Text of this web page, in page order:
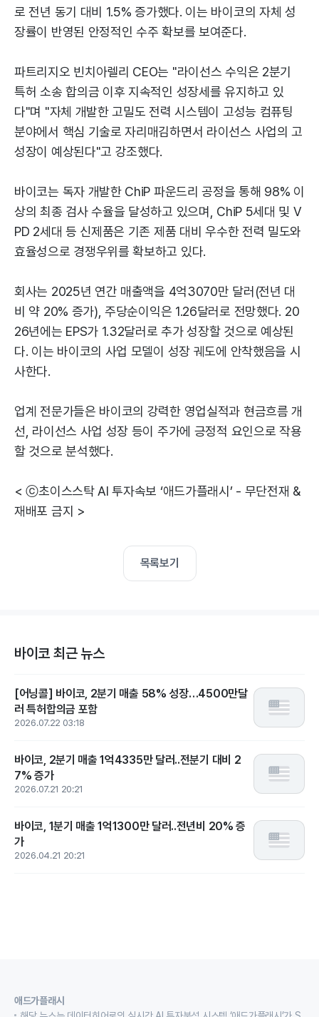
로 전년 동기 대비 1.5% 증가했다. 이는 바이코의 자체 성
장률이 반영된 안정적인 수주 확보를 보여준다.
파트리지오 빈치아렐리 CEO는 "라이선스 수익은 2분기
특허 소송 합의금 이후 지속적인 성장세를 유지하고 있
다"며 "자체 개발한 고밀도 전력 시스템이 고성능 컴퓨팅
분야에서 핵심 기술로 자리매김하면서 라이선스 사업의 고
성장이 예상된다"고 강조했다.
바이코는 독자 개발한 ChiP 파운드리 공정을 통해 98% 이
상의 최종 검사 수율을 달성하고 있으며, ChiP 5세대 및 V
PD 2세대 등 신제품은 기존 제품 대비 우수한 전력 밀도와
효율성으로 경쟁우위를 확보하고 있다.
회사는 2025년 연간 매출액을 4억3070만 달러(전년 대
비 약 20% 증가), 주당순이익은 1.26달러로 전망했다. 20
26년에는 EPS가 1.32달러로 추가 성장할 것으로 예상된
다. 이는 바이코의 사업 모델이 성장 궤도에 안착했음을 시
사한다.
업계 전문가들은 바이코의 강력한 영업실적과 현금흐름 개
선, 라이선스 사업 성장 등이 주가에 긍정적 요인으로 작용
할 것으로 분석했다.
< ⓒ초이스스탁 AI 투자속보 ‘애드가플래시’ - 무단전재 &
재배포 금지 >
목록보기
바이코 최근 뉴스
[어닝콜] 바이코, 2분기 매출 58% 성장…4500만달
러 특허합의금 포함
2026.07.22 03:18
바이코, 2분기 매출 1억4335만 달러..전분기 대비 2
7% 증가
2026.07.21 20:21
바이코, 1분기 매출 1억1300만 달러..전년비 20% 증
가
2026.04.21 20:21
애드가플래시